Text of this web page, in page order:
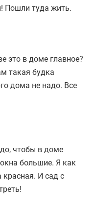
Пошли туда жить.
это в доме главное?
такая будка
дома не надо. Все
чтобы в доме
большие. Я как
И сад с